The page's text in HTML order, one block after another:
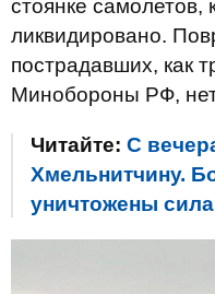
стоянке самолетов,
ликвидировано.
пострадавших, как
Минобороны РФ,
Читайте: С
Хмельнитчину.
уничтожены